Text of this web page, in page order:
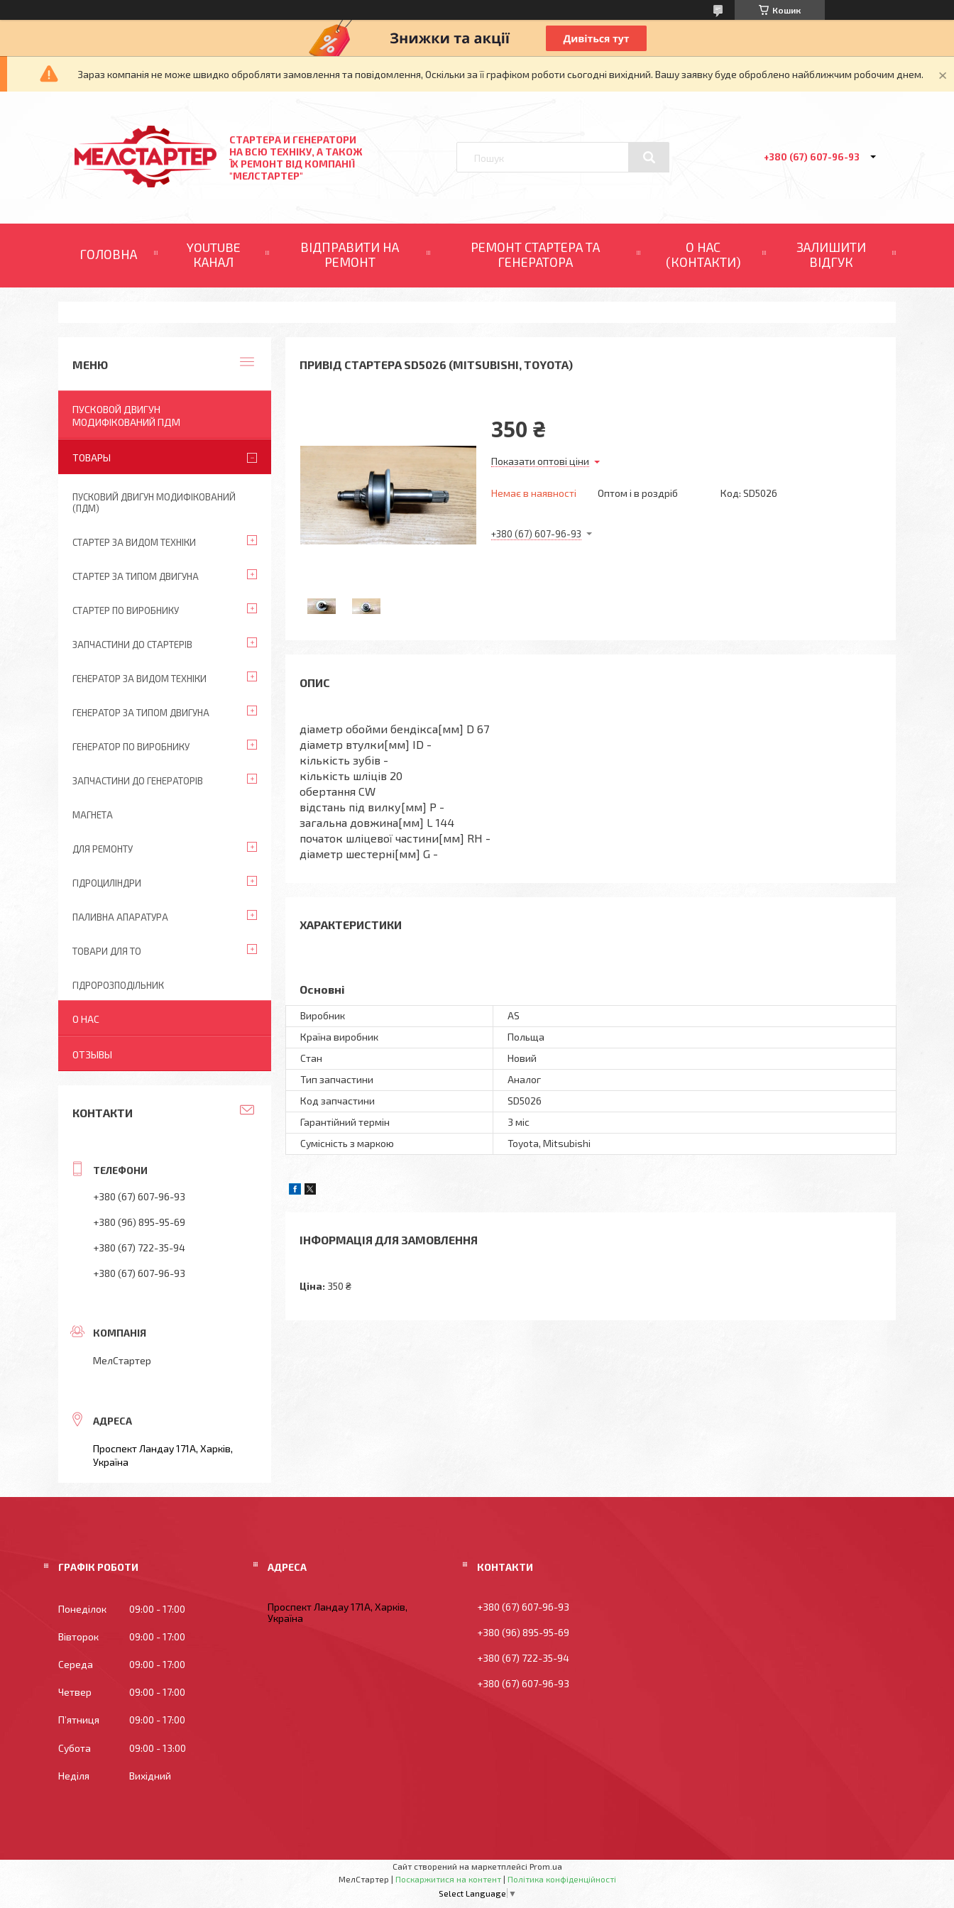
Кошик
Зараз компанія не може швидко обробляти замовлення та повідомлення, Оскільки за її графіком роботи сьогодні вихідний. Вашу заявку буде оброблено найближчим робочим днем.
СТАРТЕРА И ГЕНЕРАТОРИ
НА ВСЮ ТЕХНІКУ, А ТАКОЖ
ЇХ РЕМОНТ ВІД КОМПАНІЇ
"МЕЛСТАРТЕР"
+380 (67) 607-96-93
ГОЛОВНА
YOUTUBE
КАНАЛ
ВІДПРАВИТИ НА
РЕМОНТ
РЕМОНТ СТАРТЕРА ТА
ГЕНЕРАТОРА
О НАС
(КОНТАКТИ)
ЗАЛИШИТИ
ВІДГУК
ПРИВІД СТАРТЕРА SD5026 (MITSUBISHI, TOYOTA)
350 ₴
Показати оптові ціни
Немає в наявності Оптом і в роздріб Код: SD5026
+380 (67) 607-96-93
діаметр обойми бендікса[мм] D 67
діаметр втулки[мм] ID -
кількість зубів -
кількість шліців 20
обертання CW
відстань під вилку[мм] P -
загальна довжина[мм] L 144
початок шліцевої частини[мм] RH -
діаметр шестерні[мм] G -
ХАРАКТЕРИСТИКИ
Основні
Виробник
AS
Країна виробник
Польща
Стан
Новий
Тип запчастини
Аналог
Код запчастини
SD5026
Гарантійний термін
3 міс
Сумісність з маркою
Toyota, Mitsubishi
ІНФОРМАЦІЯ ДЛЯ ЗАМОВЛЕННЯ
Ціна: 350 ₴
ПУСКОВОЙ ДВИГУН
МОДИФІКОВАНИЙ ПДМ
ТОВАРЫ
ПУСКОВИЙ ДВИГУН МОДИФІКОВАНИЙ
(ПДМ)
СТАРТЕР ЗА ВИДОМ ТЕХНІКИ
СТАРТЕР ЗА ТИПОМ ДВИГУНА
СТАРТЕР ПО ВИРОБНИКУ
ЗАПЧАСТИНИ ДО СТАРТЕРІВ
ГЕНЕРАТОР ЗА ВИДОМ ТЕХНІКИ
ГЕНЕРАТОР ЗА ТИПОМ ДВИГУНА
ГЕНЕРАТОР ПО ВИРОБНИКУ
ЗАПЧАСТИНИ ДО ГЕНЕРАТОРІВ
МАГНЕТА
ДЛЯ РЕМОНТУ
ГІДРОЦИЛІНДРИ
ПАЛИВНА АПАРАТУРА
ТОВАРИ ДЛЯ ТО
ГІДРОРОЗПОДІЛЬНИК
О НАС
ОТЗЫВЫ
КОНТАКТИ
+380 (67) 607-96-93
+380 (96) 895-95-69
+380 (67) 722-35-94
+380 (67) 607-96-93
МелСтартер
Проспект Ландау 171А, Харків,
Україна
ГРАФІК РОБОТИ
Понеділок 09:00 17:00
Вівторок 09:00 17:00
Середа 09:00 17:00
Четвер 09:00 17:00
Пʼятниця 09:00 17:00
Субота 09:00 13:00
Неділя Вихідний
Проспект Ландау 171А, Харків,
Україна
+380 (67) 607-96-93
+380 (96) 895-95-69
+380 (67) 722-35-94
+380 (67) 607-96-93
Сайт створений на маркетплейсі Prom.ua
МелСтартер | Поскаржитися на контент | Політика конфіденційності
Select Language ▼